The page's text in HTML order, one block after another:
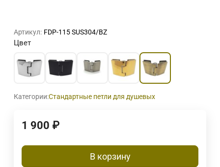
Артикул: FDP-115 SUS304/BZ
Цвет
Категории:Стандартные петли для душевых
1 900 ₽
В корзину